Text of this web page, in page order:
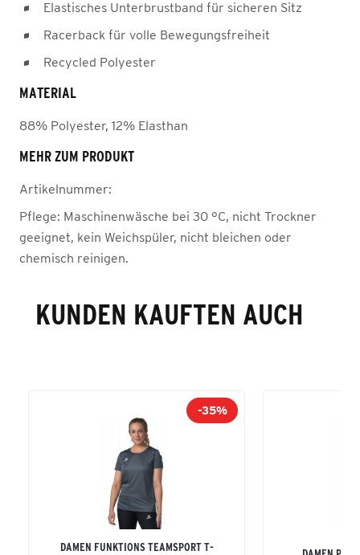
Elastisches Unterbrustband für sicheren Sitz
Racerback für volle Bewegungsfreiheit
Recycled Polyester
MATERIAL
88% Polyester, 12% Elasthan
MEHR ZUM PRODUKT
Artikelnummer:
Pflege: Maschinenwäsche bei 30 °C, nicht Trockner
geeignet, kein Weichspüler, nicht bleichen oder
chemisch reinigen.
KUNDEN KAUFTEN AUCH
-35%
DAMEN FUNKTIONS TEAMSPORT T-